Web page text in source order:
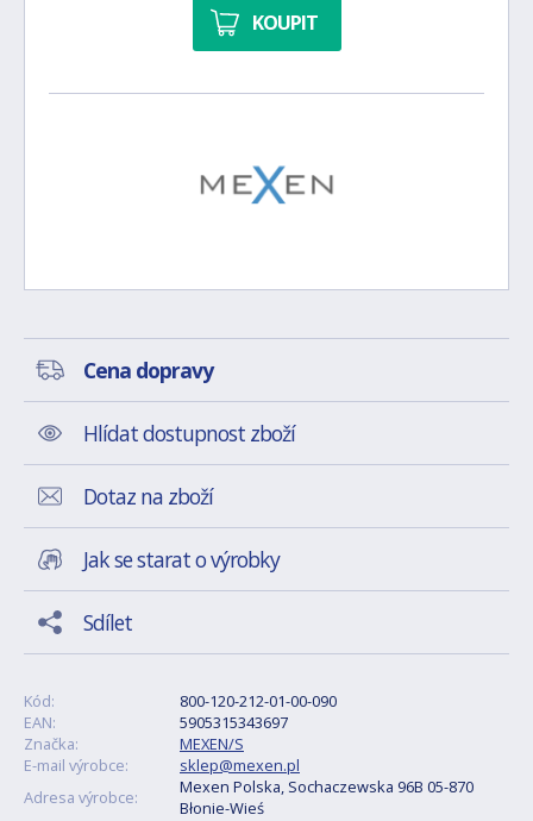
KOUPIT
Cena dopravy
Hlídat dostupnost zboží
Dotaz na zboží
Jak se starat o výrobky
Sdílet
Kód:
800-120-212-01-00-090
EAN:
5905315343697
Značka:
MEXEN/S
E-mail výrobce:
sklep@mexen.pl
Adresa výrobce:
Mexen Polska, Sochaczewska 96B 05-870
Błonie-Wieś